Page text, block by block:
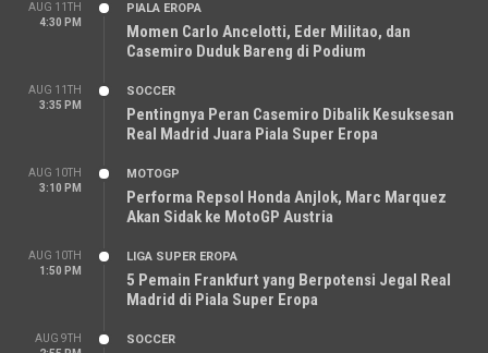
AUG 11TH
4:30 PM
PIALA EROPA
Momen Carlo Ancelotti, Eder Militao, dan
Casemiro Duduk Bareng di Podium
AUG 11TH
3:35 PM
SOCCER
Pentingnya Peran Casemiro Dibalik Kesuksesan
Real Madrid Juara Piala Super Eropa
AUG 10TH
3:10 PM
MOTOGP
Performa Repsol Honda Anjlok, Marc Marquez
Akan Sidak ke MotoGP Austria
AUG 10TH
1:50 PM
LIGA SUPER EROPA
5 Pemain Frankfurt yang Berpotensi Jegal Real
Madrid di Piala Super Eropa
AUG 9TH
SOCCER